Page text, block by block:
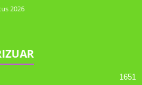
2026
1651